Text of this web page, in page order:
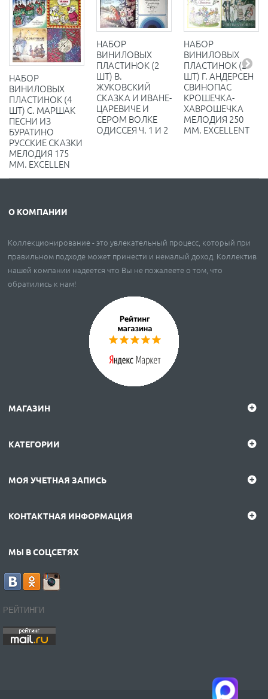
НАБОР
ВИНИЛОВЫХ
ПЛАСТИНОК (4
ШТ) С. МАРШАК
ПЕСНИ ИЗ
БУРАТИНО
РУССКИЕ СКАЗКИ
МЕЛОДИЯ 175
ММ. EXCELLEN
НАБОР
ВИНИЛОВЫХ
ПЛАСТИНОК (2
ШТ) В.
ЖУКОВСКИЙ
СКАЗКА И ИВАНЕ-
ЦАРЕВИЧЕ И
СЕРОМ ВОЛКЕ
ОДИССЕЯ Ч. 1 И 2
НАБОР
ВИНИЛОВЫХ
ПЛАСТИНОК (2
ШТ) Г. АНДЕРСЕН
СВИНОПАС
КРОШЕЧКА-
ХАВРОШЕЧКА
МЕЛОДИЯ 250
ММ. EXCELLENT
О КОМПАНИИ
Коллекционирование - это увлекательный процесс, который при
правильном подходе может принести и немалый доход. Коллектив
нашей компании надеется что Вы не пожалеете о том, что
обратились к нам!
МАГАЗИН
КАТЕГОРИИ
МОЯ УЧЕТНАЯ ЗАПИСЬ
КОНТАКТНАЯ ИНФОРМАЦИЯ
МЫ В СОЦСЕТЯХ
РЕЙТИНГИ